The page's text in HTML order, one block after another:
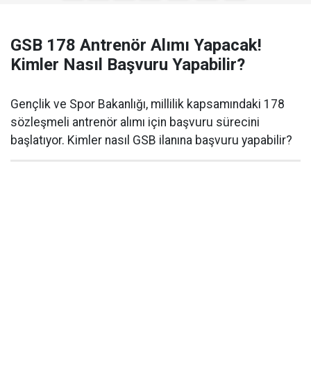
GSB 178 Antrenör Alımı Yapacak!
Kimler Nasıl Başvuru Yapabilir?
Gençlik ve Spor Bakanlığı, millilik kapsamındaki 178
sözleşmeli antrenör alımı için başvuru sürecini
başlatıyor. Kimler nasıl GSB ilanına başvuru yapabilir?